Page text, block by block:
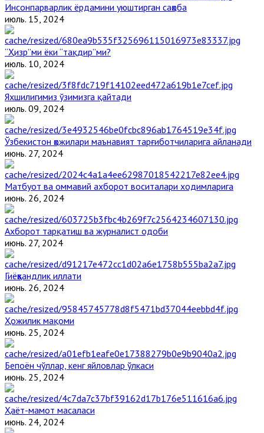
Инсонпарварлик ёрдамини уюштирган саҳоба
июль. 15, 2024
“Ҳизр”ми ёки “тақдир”ми?
июль. 10, 2024
Яхшилигимиз ўзимизга қайтади
июль. 09, 2024
Ўзбекистон ҳожилари маънавият тарғиботчиларига айланади
июнь. 27, 2024
Матбуот ва оммавий ахборот воситалари ходимларига
июнь. 26, 2024
Ахборот тарқатиш ва журналист одоби
июнь. 27, 2024
Гиёҳвандлик иллати
июнь. 26, 2024
Ҳожилик мақоми
июнь. 25, 2024
Бепоён чўллар, кенг яйловлар ўлкаси
июнь. 25, 2024
Ҳаёт-мамот масаласи
июнь. 24, 2024